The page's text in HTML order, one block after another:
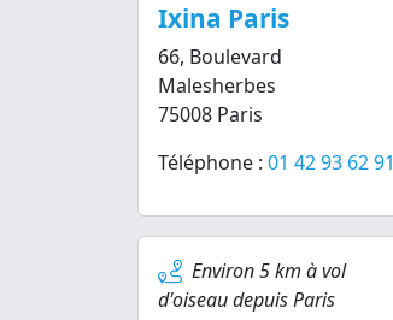
Ixina Paris
66, Boulevard
Malesherbes
75008 Paris
Téléphone : 01 42 93 62 91
Environ 5 km à vol
d'oiseau depuis Paris